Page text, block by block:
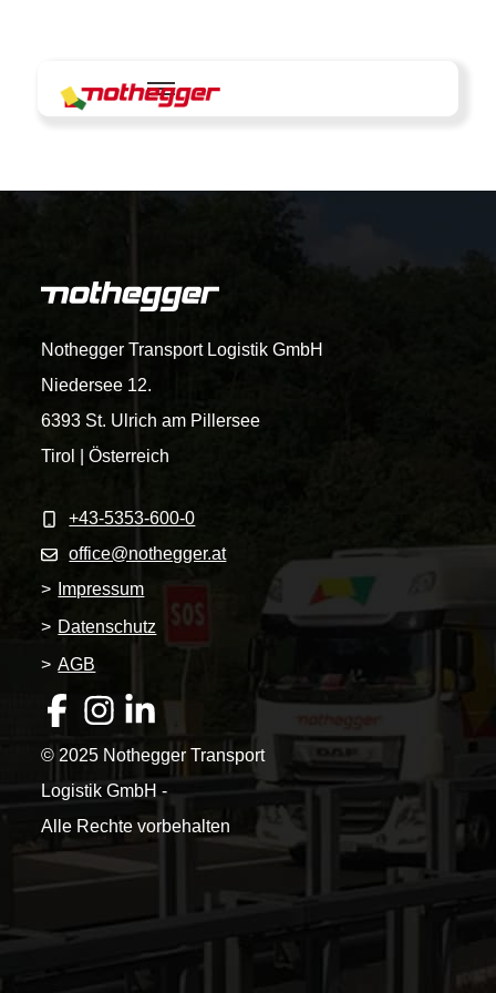
Nothegger Transport Logistik GmbH
Niedersee 12.
6393 St. Ulrich am Pillersee
Tirol | Österreich
+43-5353-600-0
office@nothegger.at
>
Impressum
> Datenschutz
> AGB
© 2025 Nothegger Transport
Logistik GmbH -
Alle Rechte vorbehalten